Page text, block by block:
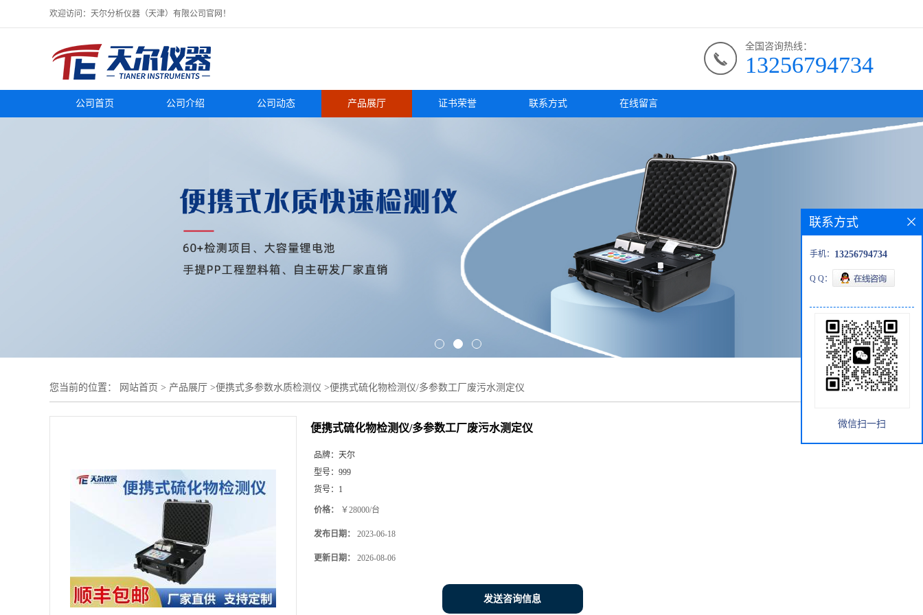
欢迎访问：天尔分析仪器（天津）有限公司官网！
全国咨询热线：
13256794734
公司首页 公司介绍 公司动态 产品展厅 证书荣誉 联系方式 在线留言
您当前的位置： 网站首页 > 产品展厅 >便携式多参数水质检测仪 >便携式硫化物检测仪/多参数工厂废污水测定仪
便携式硫化物检测仪/多参数工厂废污水测定仪
品牌： 天尔
型号： 999
货号： 1
价格： ￥28000/台
发布日期： 2023-06-18
更新日期： 2026-08-06
发送咨询信息
联系方式
手机： 13256794734
Q Q：
微信扫一扫